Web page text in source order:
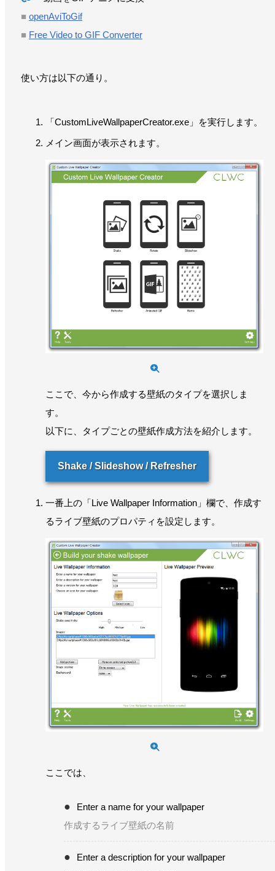
■ openAviToGif
■ Free Video to GIF Converter
使い方は以下の通り。
「CustomLiveWallpaperCreator.exe」を実行します。
メイン画面が表示されます。
ここで、今から作成する壁紙のタイプを選択しま
す。
以下に、タイプごとの壁紙作成方法を紹介します。
Shake / Slideshow / Refresher
一番上の「Live Wallpaper Information」欄で、作成す
るライブ壁紙のプロパティを設定します。
ここでは、
Enter a name for your wallpaper
作成するライブ壁紙の名前
Enter a description for your wallpaper